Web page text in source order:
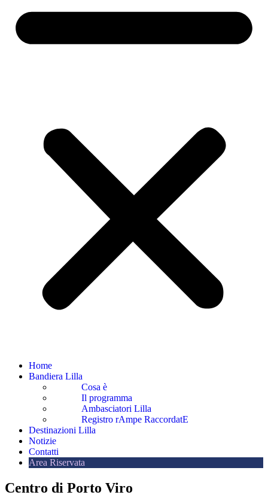
Home
Bandiera Lilla
Cosa è
Il programma
Ambasciatori Lilla
Registro rAmpe RaccordatE
Destinazioni Lilla
Notizie
Contatti
Area Riservata
Centro di Porto Viro